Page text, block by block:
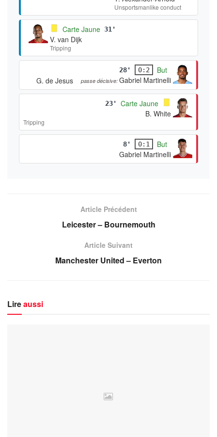
Unsportsmanlike conduct
Carte Jaune 31'
V. van Dijk
Tripping
28' 0:2
But
G. de Jesus
passe décisive:Gabriel Martinelli
23'
Carte Jaune
B. White
Tripping
8' 0:1
But
Gabriel Martinelli
Article Précédent
Leicester – Bournemouth
Article Suivant
Manchester United – Everton
Lireaussi